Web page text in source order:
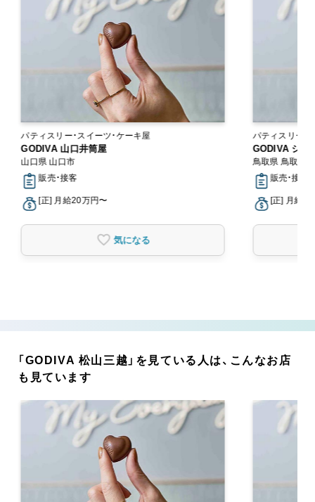
パティスリー・スイーツ・ケーキ屋
GODIVA 山口井筒屋
山口県 山口市
販売・接客
[正] 月給20万円〜
気になる
パティスリー・
GODIVA シャ
鳥取県 鳥取市
販売・接客
[正] 月給
「GODIVA 松山三越」を見ている人は、こんなお店
も見ています